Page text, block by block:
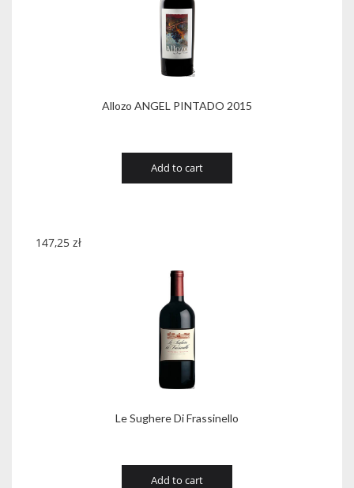
Allozo ANGEL PINTADO 2015
Add to cart
Le Sughere Di Frassinello
147,25 zł
Add to cart